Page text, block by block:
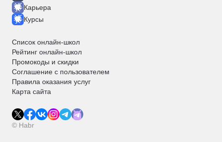
Карьера
Курсы
Список онлайн-школ
Рейтинг онлайн-школ
Промокоды и скидки
Соглашение с пользователем
Правила оказания услуг
Карта сайта
© Habr